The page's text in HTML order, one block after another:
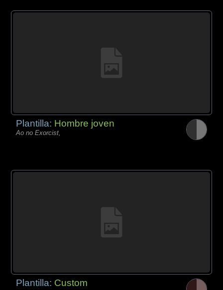
Plantilla: Hombre joven
Ao no Exorcist,
Plantilla: Custom